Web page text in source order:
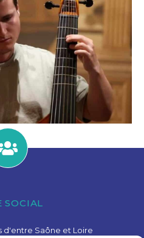
SOCIAL
d'entre Saône et Loire